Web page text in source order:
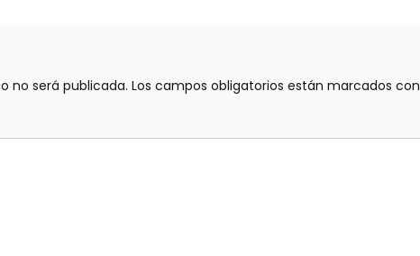
no será publicada. Los campos obligatorios están marcados con